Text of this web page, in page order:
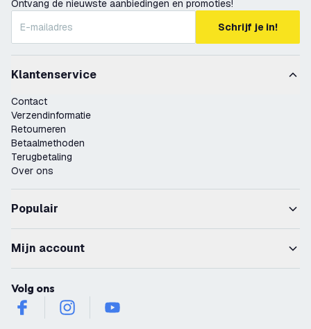
Ontvang de nieuwste aanbiedingen en promoties!
Schrijf je in!
Klantenservice
Contact
Verzendinformatie
Retourneren
Betaalmethoden
Terugbetaling
Over ons
Populair
Mijn account
Volg ons
facebookinstagramyoutube